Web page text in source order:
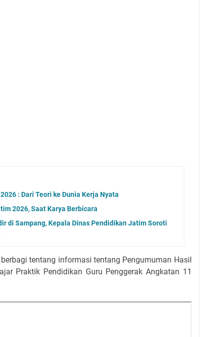
: Dari Teori ke Dunia Kerja Nyata
2026, Saat Karya Berbicara
di Sampang, Kepala Dinas Pendidikan Jatim Soroti
tentang informasi tentang Pengumuman Hasil
Praktik Pendidikan Guru Penggerak Angkatan 11